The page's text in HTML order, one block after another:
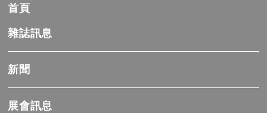
首頁
雜誌訊息
新聞
展會訊息